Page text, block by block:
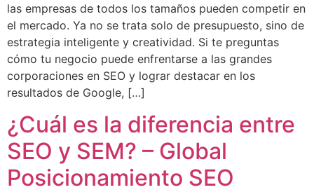
las empresas de todos los tamaños pueden competir en
el mercado. Ya no se trata solo de presupuesto, sino de
estrategia inteligente y creatividad. Si te preguntas
cómo tu negocio puede enfrentarse a las grandes
corporaciones en SEO y lograr destacar en los
resultados de Google, […]
¿Cuál es la diferencia entre
SEO y SEM? – Global
Posicionamiento SEO